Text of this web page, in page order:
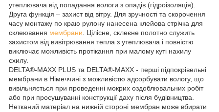
утеплювача від попадання вологи з опадів (гідроізоляція).
Друга функція – захист від вітру. Для зручності та скорочення
часу монтажу по краю рулону нанесена клейова стрічка для
склеювання мембрани . Цілісне, склеєне полотно служить
захистом від вивітрювання тепла з утеплювача і повністю
виключає можливість протікання при малому куті нахилу
схилу.
DELTA®-MAXX PLUS та DELTA®-MAXX - перші підпокрівельні
мембрани в Німеччині з можливістю адсорбувати вологу, що
вивільняється при проведенні мокрих оздоблювальних робіт
або при просушуванні конструкції даху після будівництва.
Нетканий матеріал на нижній стороні мембран може вбирати